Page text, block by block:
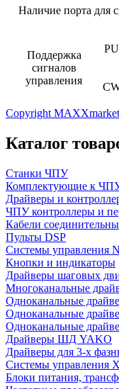
Наличие порта для
Поддержка
сигналов
управления
Copyright
Каталог
Станки ЧПУ
Комплектующие к
Драйверы и
ЧПУ контроллеры и
Кабели
Пульты DSP
Системы управления
Кнопки и индикаторы
Драйверы шаговых
Многоканальные
Одноканальные
Одноканальные
Одноканальные
Драйверы ШД YAKO
Драйверы для 3-х
Системы управления
Блоки питания,